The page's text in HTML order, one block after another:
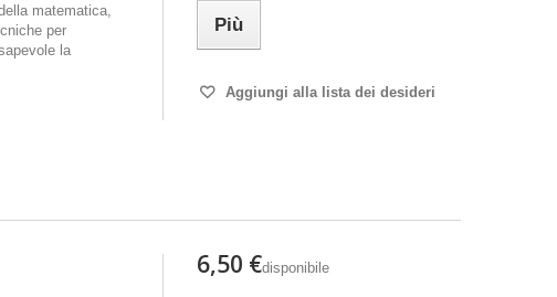
matematica,
per
la
Più
Aggiungi alla lista dei desideri
6,50 €disponibile